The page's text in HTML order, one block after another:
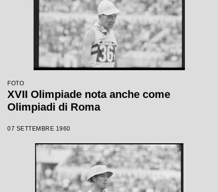
FOTO
XVII Olimpiade nota anche come
Olimpiadi di Roma
07 SETTEMBRE 1960